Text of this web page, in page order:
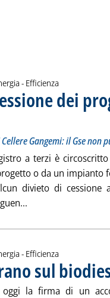
- Efficienza
dei
Cassar, studio legale Macchi Di
novembre 2011 alle 17.32.
Gangemi: il Gse
a terzi è
o da un impianto
divieto di
- Efficienza
sul
la firma di un